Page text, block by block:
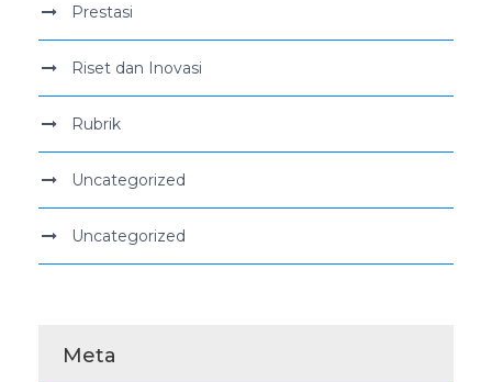
Prestasi
Riset dan Inovasi
Rubrik
Uncategorized
Uncategorized
Meta